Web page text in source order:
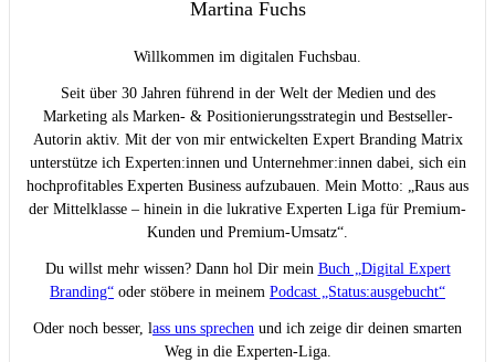
Martina Fuchs
Willkommen im digitalen Fuchsbau.
Seit über 30 Jahren führend in der Welt der Medien und des
Marketing als Marken- & Positionierungsstrategin und Bestseller-
Autorin aktiv. Mit der von mir entwickelten Expert Branding Matrix
unterstütze ich Experten:innen und Unternehmer:innen dabei, sich ein
hochprofitables Experten Business aufzubauen. Mein Motto: „Raus aus
der Mittelklasse – hinein in die lukrative Experten Liga für Premium-
Kunden und Premium-Umsatz“.
Du willst mehr wissen? Dann hol Dir mein Buch „Digital Expert
Branding“ oder stöbere in meinem Podcast „Status:ausgebucht“
Oder noch besser, lass uns sprechen und ich zeige dir deinen smarten
Weg in die Experten-Liga.